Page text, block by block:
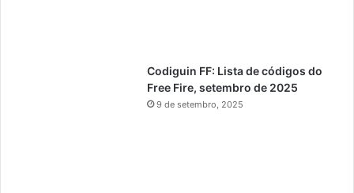
Codiguin FF: Lista de códigos do
Free Fire, setembro de 2025
9 de setembro, 2025